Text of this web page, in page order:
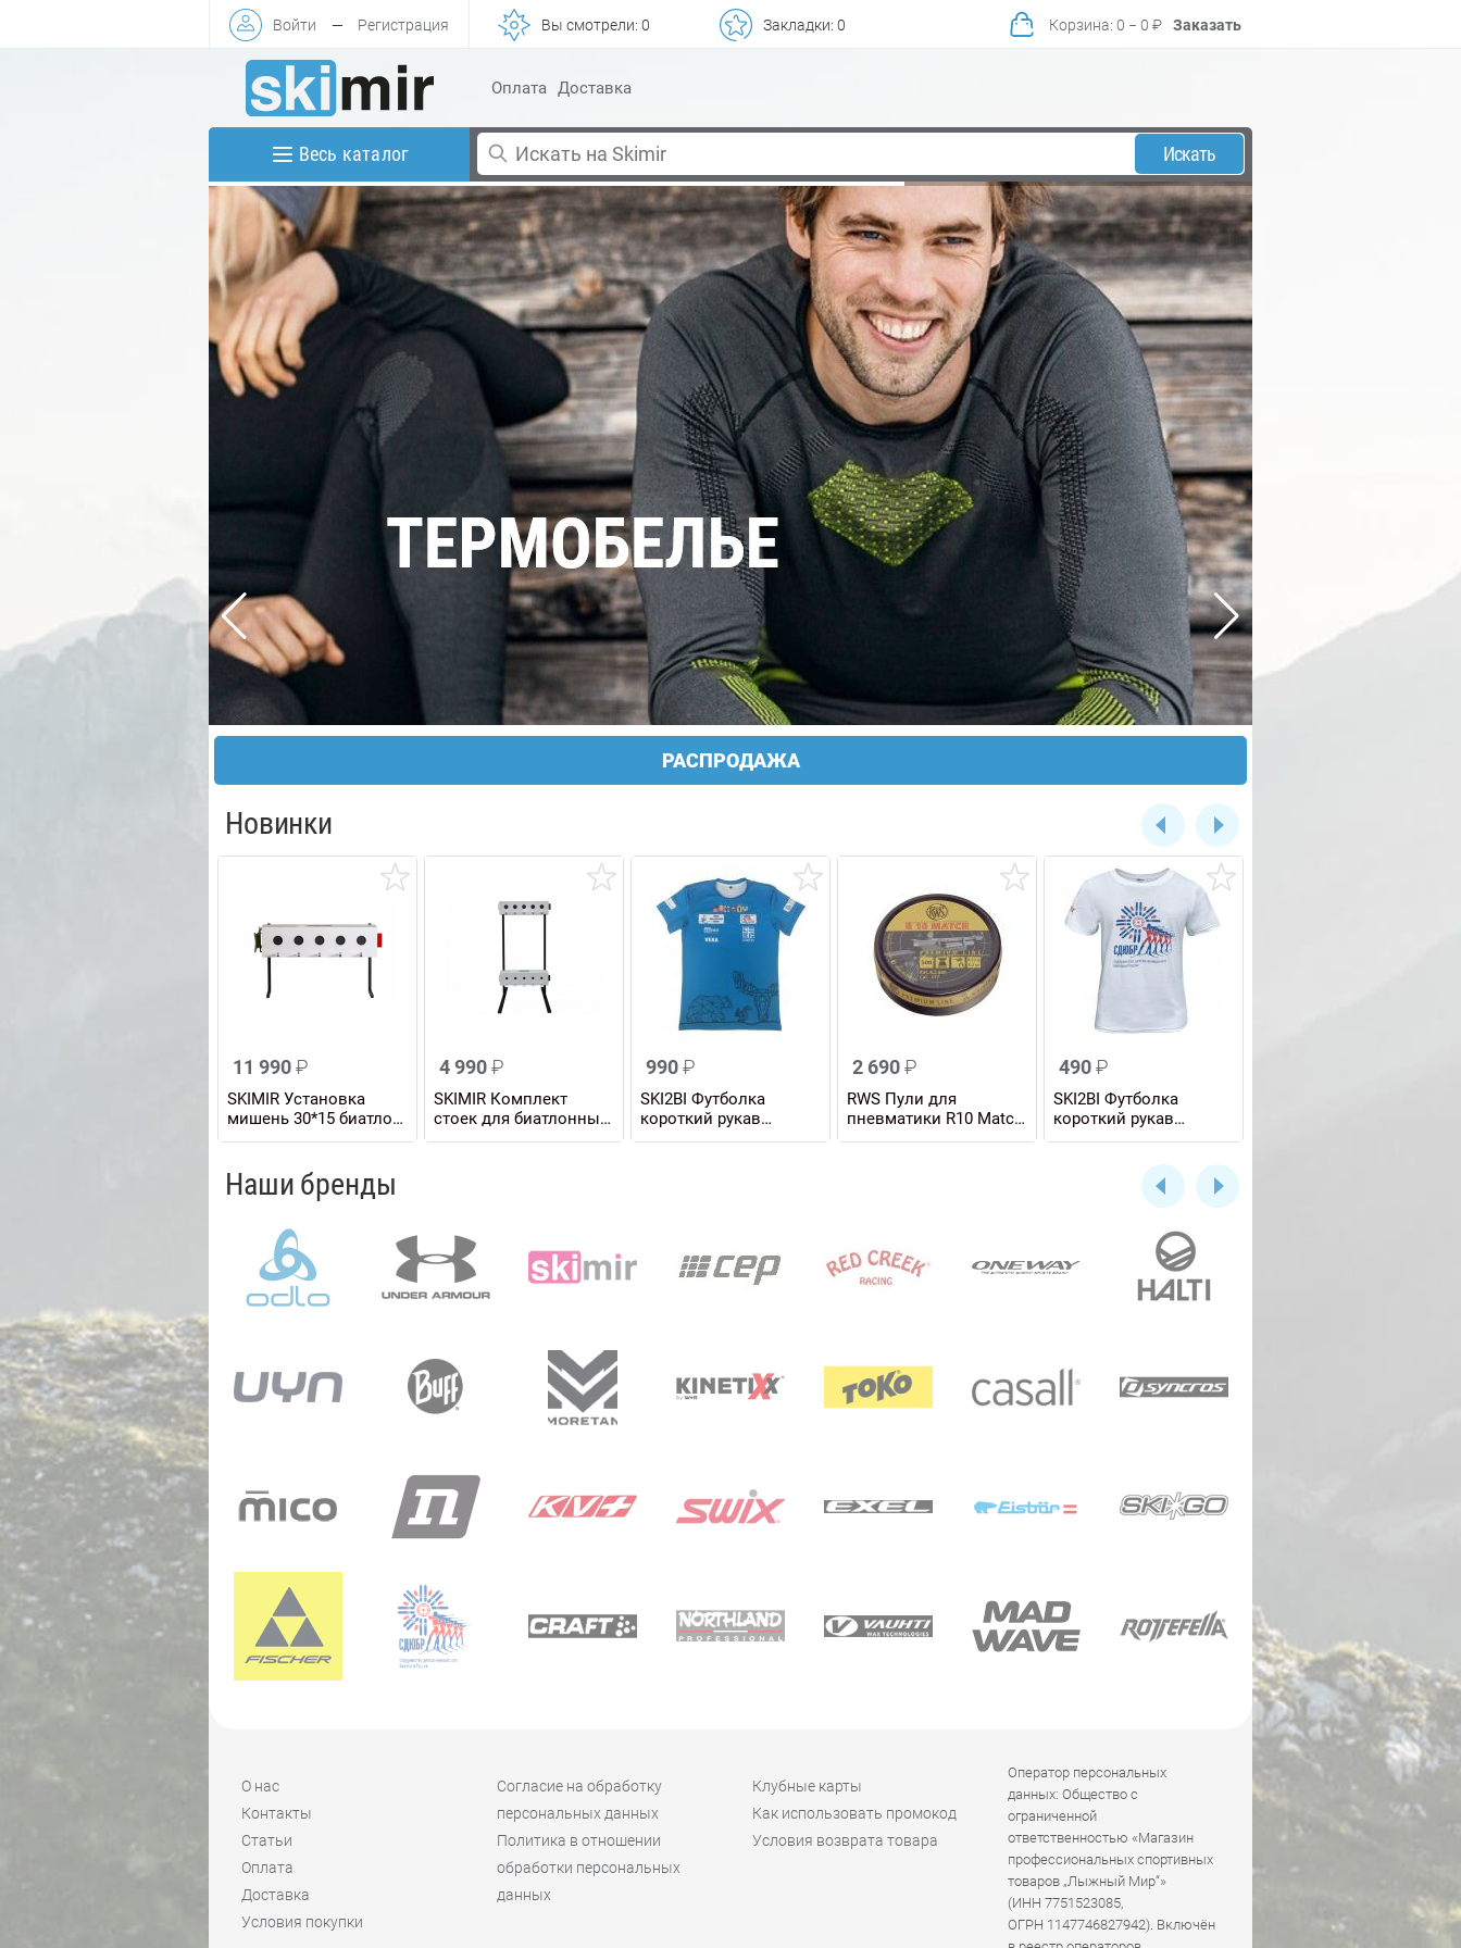
Войти — Регистрация Вы смотрели: 0 Закладки: 0 Корзина: 0 − 0 ₽ Заказать
Оплата Доставка
Весь каталог Искать
РАСПРОДАЖА
Новинки
11 990₽
SKIMIR Установка
мишень 30*15 биатлон
N
4 990₽
SKIMIR Комплект
стоек для биатлонных
мишенных установок
990₽
SKI2BI Футболка
короткий рукав
САХАЛИН22 UNISEX
2 690₽
RWS Пули для
пневматики R10 Match
Rifle 4,5 мм, 0,53 гр.,
490₽
SKI2BI Футболка
короткий рукав
БИАТЛОН детская
Наши бренды
О нас
Контакты
Статьи
Оплата
Доставка
Условия покупки
Согласие на обработку
персональных данных
Политика в отношении
обработки персональных
данных
Клубные карты
Как использовать промокод
Условия возврата товара
Оператор персональных
данных: Общество с
ограниченной
ответственностью «Магазин
профессиональных спортивных
товаров „Лыжный Мир“»
(ИНН 7751523085,
ОГРН 1147746827942). Включён